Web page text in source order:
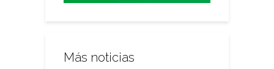
Más noticias